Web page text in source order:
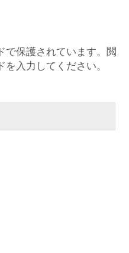
で保護されています。閲
入力してください。